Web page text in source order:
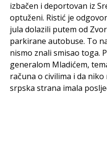
izbačen i deportovan iz
optuženi. Ristić je
jula dolazili putem od
parkirane autobuse. To
nismo znali smisao toga.
generalom Mladićem,
računa o civilima i da
srpska strana imala